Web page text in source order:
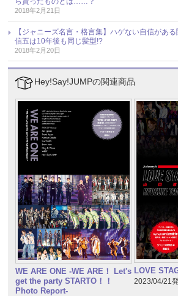
2018年2月21日
【ジャニーズ名言・格言集】ハゲない自信があ
信五は10年後も同じ髪型!?
2018年2月20日
Hey!Say!JUMPの関連商品
WE ARE ONE -WE ARE！ Let's
get the party STARTO！！
Photo Report-
LOVE
2023/04/21